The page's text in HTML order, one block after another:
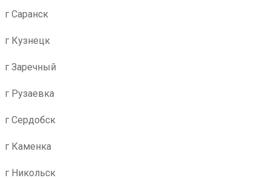
г Саранск
г Кузнецк
г Заречный
г Рузаевка
г Сердобск
г Каменка
г Никольск